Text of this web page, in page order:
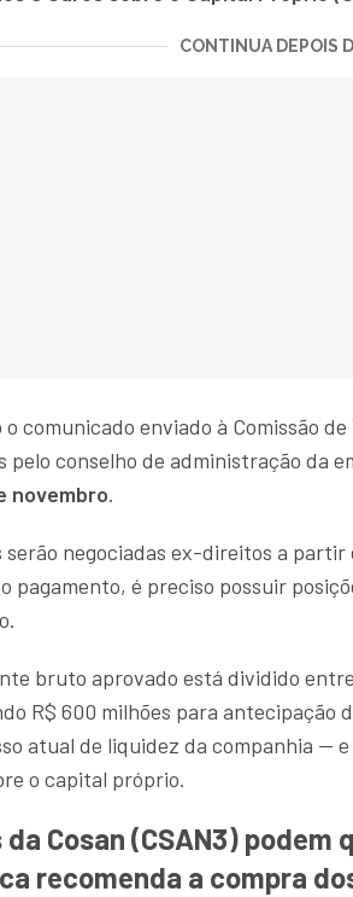
CONTINUA DEPOIS
o comunicado enviado à Comissão
pelo conselho de administração da
novembro.
serão negociadas ex-direitos a partir
pagamento, é preciso possuir
bruto aprovado está dividido
R$ 600 milhões para antecipação
atual de liquidez da companhia —
o capital próprio.
Cosan (CSAN3) podem
recomenda a compra